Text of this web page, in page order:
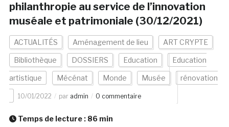
philanthropie au service de l’innovation
muséale et patrimoniale (30/12/2021)
ACTUALITÉS Aménagement de lieu ART CRYPTE
Bibliothèque DOSSIERS Education Education
artistique Mécénat Monde Musée rénovation
10/01/2022 par admin 0 commentaire
Temps de lecture : 86 min